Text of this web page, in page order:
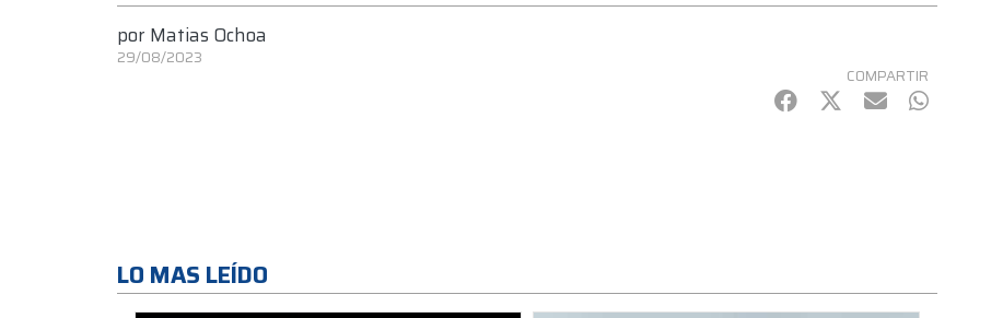
por Matias Ochoa
29/08/2023
COMPARTIR
Facebook
Twitter
mail WhatsApp
LO MAS LEÍDO